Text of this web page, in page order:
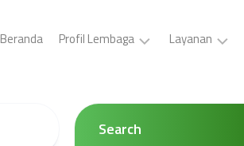
Beranda Profil Lembaga
YPS
Darul
Layanan
P3H
Search